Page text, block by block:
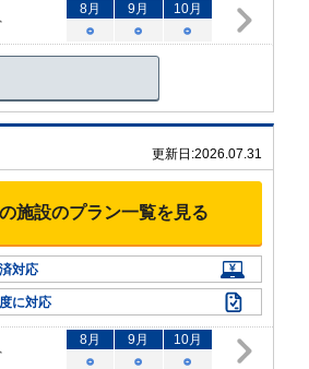
8月 9月 10月
○
○ ○
更新日:2026.07.31
施設のプラン一覧を見る
対応
に対応
8月 9月 10月
○
○ ○